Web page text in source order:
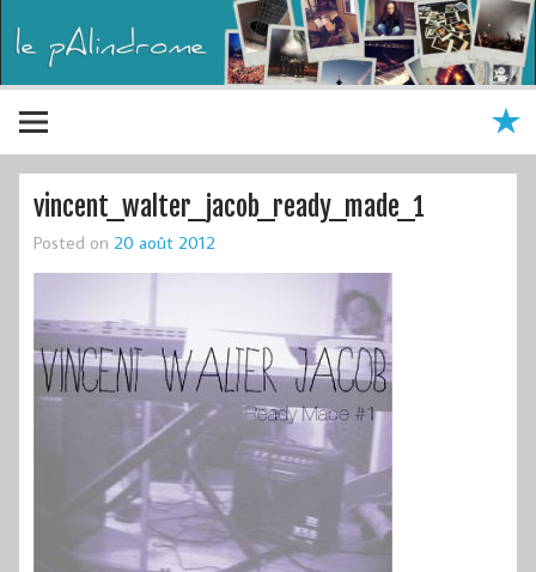
vincent_walter_jacob_ready_made_1
Posted on 20 août 2012